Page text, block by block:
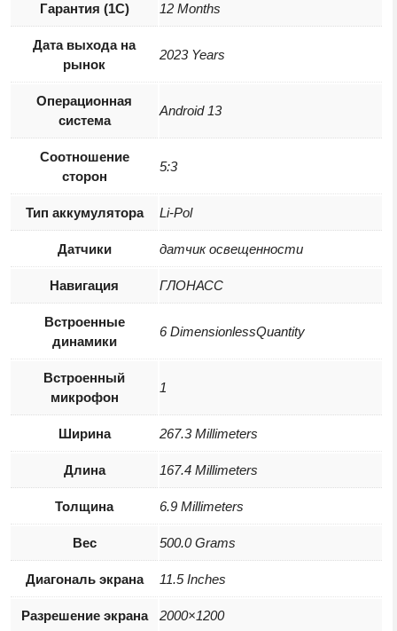
Гарантия (1С) 12 Months
Дата выхода на
рынок
2023 Years
Операционная
система
Android 13
Соотношение
сторон
5:3
Тип аккумулятора Li-Pol
Датчики датчик освещенности
Навигация ГЛОНАСС
Встроенные
динамики
6 DimensionlessQuantity
Встроенный
микрофон
1
Ширина 267.3 Millimeters
Длина 167.4 Millimeters
Толщина 6.9 Millimeters
Вес 500.0 Grams
Диагональ экрана 11.5 Inches
Разрешение экрана 2000×1200